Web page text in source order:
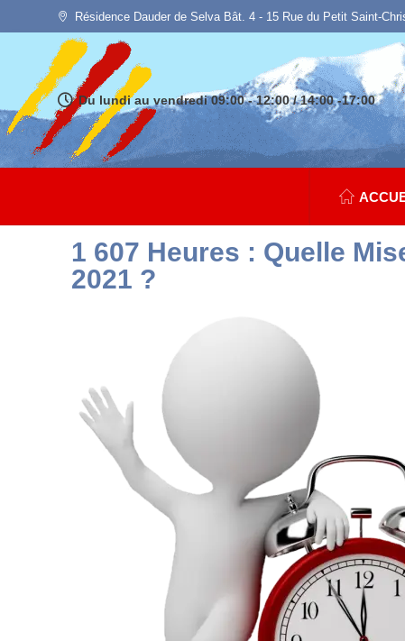
Résidence Dauder de Selva Bât. 4 - 15 Rue du Petit Saint-
Du lundi au vendredi 09:00 - 12:00 / 14:00 -17:00
1 607 Heures : Quelle
2021 ?